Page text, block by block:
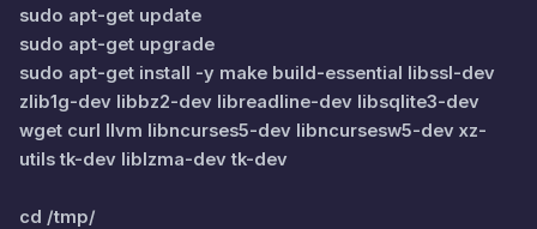
sudo apt-get update
sudo apt-get upgrade
sudo apt-get install -y make build-essential libssl-dev
zlib1g-dev libbz2-dev libreadline-dev libsqlite3-dev
wget curl llvm libncurses5-dev libncursesw5-dev xz-
utils tk-dev liblzma-dev tk-dev
cd /tmp/